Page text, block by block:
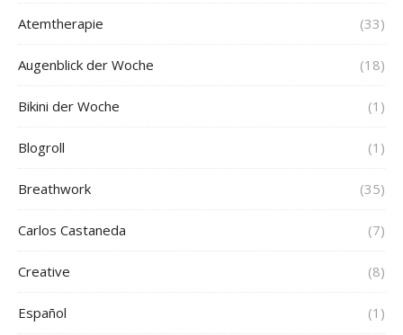
Atemtherapie (33)
Augenblick der Woche (18)
Bikini der Woche (1)
Blogroll (1)
Breathwork (35)
Carlos Castaneda (7)
Creative (8)
Español (1)